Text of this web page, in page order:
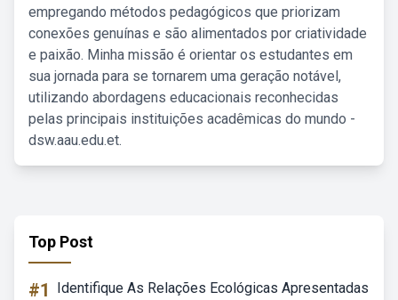
empregando métodos pedagógicos que priorizam
conexões genuínas e são alimentados por criatividade
e paixão. Minha missão é orientar os estudantes em
sua jornada para se tornarem uma geração notável,
utilizando abordagens educacionais reconhecidas
pelas principais instituições acadêmicas do mundo -
dsw.aau.edu.et.
Top Post
#1
Identifique As Relações Ecológicas Apresentadas